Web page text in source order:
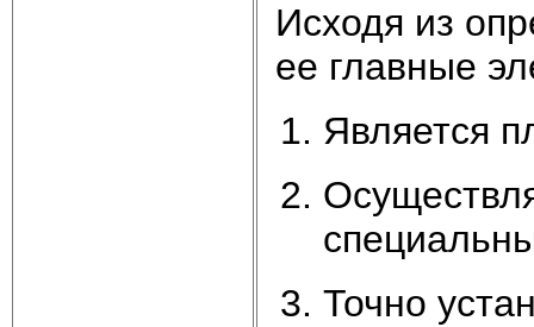
Исходя из
ее главные
Является
Точно